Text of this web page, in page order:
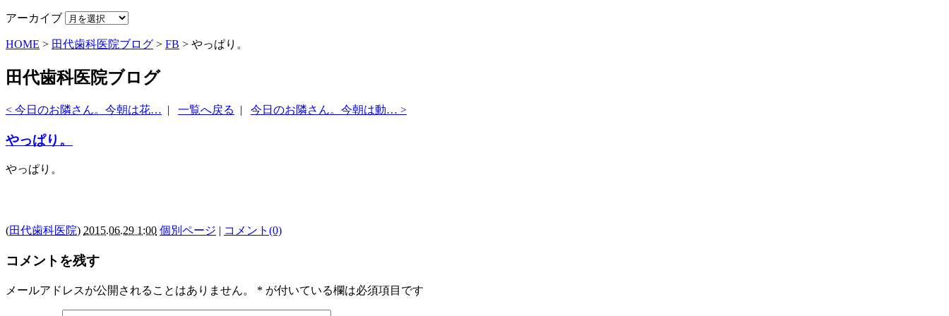
アーカイブ
HOME > 田代歯科医院ブログ > FB > やっぱり。
田代歯科医院ブログ
< 今日のお隣さん。今朝は花… | 一覧へ戻る | 今日のお隣さん。今朝は動… >
やっぱり。
やっぱり。
(田代歯科医院) 2015.06.29 1:00 個別ページ | コメント(0)
コメントを残す
メールアドレスが公開されることはありません。 * が付いている欄は必須項目です